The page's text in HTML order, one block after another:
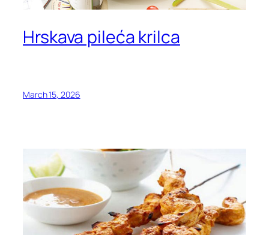
Hrskava pileća krilca
March 15, 2026